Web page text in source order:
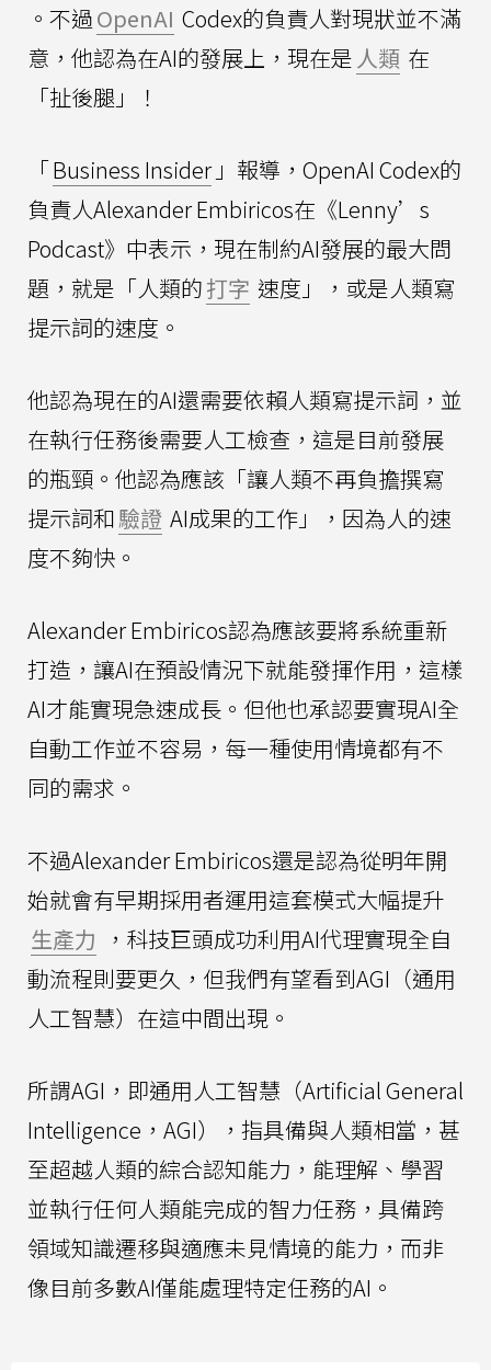
。不過OpenAI Codex的負責人對現狀並不滿
意，他認為在AI的發展上，現在是 人類 在
「扯後腿」！
「Business Insider 」報導，OpenAI Codex的
負責人Alexander Embiricos在《Lenny’s
Podcast》中表示，現在制約AI發展的最大問
題，就是「人類的打字 速度」，或是人類寫
提示詞的速度。
他認為現在的AI還需要依賴人類寫提示詞，並
在執行任務後需要人工檢查，這是目前發展
的瓶頸。他認為應該「讓人類不再負擔撰寫
提示詞和驗證 AI成果的工作」，因為人的速
度不夠快。
Alexander Embiricos認為應該要將系統重新
打造，讓AI在預設情況下就能發揮作用，這樣
AI才能實現急速成長。但他也承認要實現AI全
自動工作並不容易，每一種使用情境都有不
同的需求。
不過Alexander Embiricos還是認為從明年開
始就會有早期採用者運用這套模式大幅提升
生產力 ，科技巨頭成功利用AI代理實現全自
動流程則要更久，但我們有望看到AGI（通用
人工智慧）在這中間出現。
所謂AGI，即通用人工智慧（Artificial General
Intelligence，AGI），指具備與人類相當，甚
至超越人類的綜合認知能力，能理解、學習
並執行任何人類能完成的智力任務，具備跨
領域知識遷移與適應未見情境的能力，而非
像目前多數AI僅能處理特定任務的AI。